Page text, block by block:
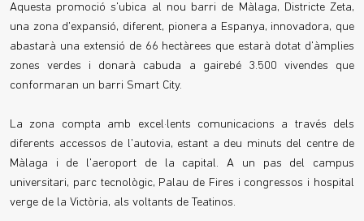
Aquesta promoció s'ubica al nou barri de Màlaga, Districte Zeta,
una zona d'expansió, diferent, pionera a Espanya, innovadora, que
abastarà una extensió de 66 hectàrees que estarà dotat d'àmplies
zones verdes i donarà cabuda a gairebé 3.500 vivendes que
conformaran un barri Smart City.
La zona compta amb excel·lents comunicacions a través dels
diferents accessos de l'autovia, estant a deu minuts del centre de
Màlaga i de l'aeroport de la capital. A un pas del campus
universitari, parc tecnològic, Palau de Fires i congressos i hospital
verge de la Victòria, als voltants de Teatinos.